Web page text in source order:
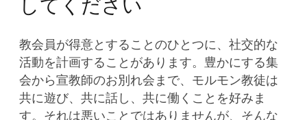
してください
教会員が得意とすることのひとつに、社交的な
活動を計画することがあります。豊かにする集
会から宣教師のお別れ会まで、モルモン教徒は
共に遊び、共に話し、共に働くことを好みま
す。それは悪いことではありませんが、そんな